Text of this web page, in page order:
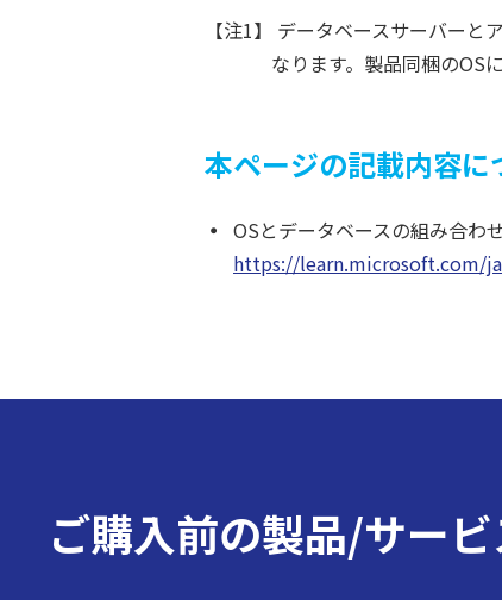
【注1】 データベースサーバー
なります。製品同梱のOS
本ページの記載内容に
OSとデータベースの組み合わ
https://learn.microsoft.com/
ご購入前の製品/サービ